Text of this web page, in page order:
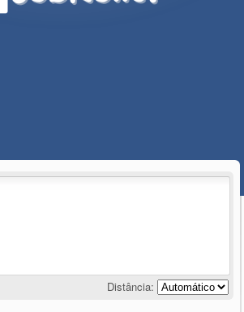
Distância: